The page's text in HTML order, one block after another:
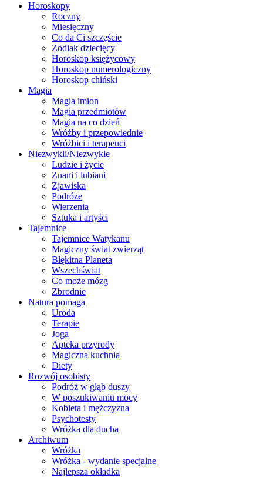
Horoskopy
Roczny
Miesięczny
Co da Ci szczęście
Zodiak dziecięcy
Horoskop księżycowy
Horoskop numerologiczny
Horoskop chiński
Magia
Magia imion
Magia przedmiotów
Magia na co dzień
Wróżby i przepowiednie
Wróżbici i terapeuci
Niezwykli/Niezwykłe
Ludzie i życie
Znani i lubiani
Zjawiska
Podróże
Wierzenia
Sztuka i artyści
Tajemnice
Tajemnice Watykanu
Magiczny świat zwierząt
Błękitna Planeta
Wszechświat
Co może mózg
Zbrodnie
Natura pomaga
Uroda
Terapie
Joga
Apteka przyrody
Magiczna kuchnia
Diety
Rozwój osobisty
Podróż w głąb duszy
W poszukiwaniu mocy
Kobieta i mężczyzna
Psychotesty
Wróżka dla ducha
Archiwum
Wróżka
Wróżka - wydanie specjalne
Najlepsza okładka